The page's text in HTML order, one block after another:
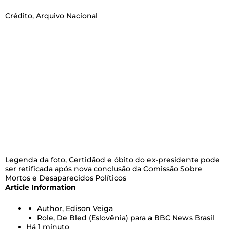
Crédito, Arquivo Nacional
Legenda da foto, Certidãod e óbito do ex-presidente pode
ser retificada após nova conclusão da Comissão Sobre
Mortos e Desaparecidos Políticos
Article Information
Author, Edison Veiga
Role, De Bled (Eslovênia) para a BBC News Brasil
Há 1 minuto